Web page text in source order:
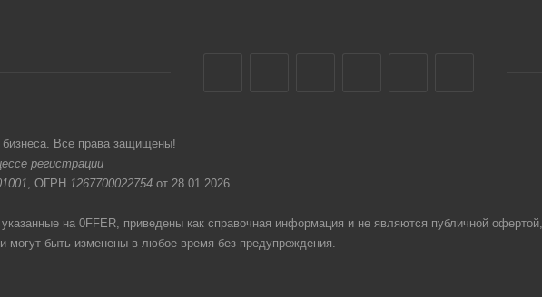
бизнеса. Все права защищены!
регистрации
, ОГРН 1267700022754 от 28.01.2026
на 0FFER, приведены как справочная информация и не являются публичной офертой,
быть изменены в любое время без предупреждения.